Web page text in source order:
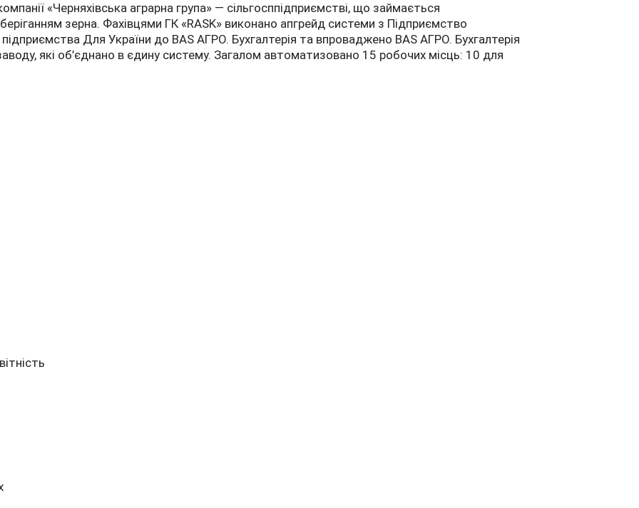
«Черняхівська аграрна група» — сільгосппідприємстві, що займається
зерна. Фахівцями ГК «RASK» виконано апгрейд системи з Підприємство
підприємства Для України до BAS АГРО. Бухгалтерія та впроваджено BAS АГРО. Бухгалтерія
які об’єднано в єдину систему. Загалом автоматизовано 15 робочих місць: 10 для